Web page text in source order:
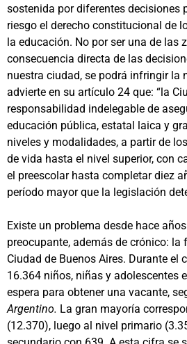
sostenida por diferentes decisiones
riesgo el derecho constitucional de
la educación. No por ser una de las
consecuencia directa de las
nuestra ciudad, se podrá infringir la
advierte en su artículo 24 que: “la
responsabilidad indelegable de
educación pública, estatal laica y
niveles y modalidades, a partir de
de vida hasta el nivel superior, con
el preescolar hasta completar diez
período mayor que la legislación
Existe un problema desde hace
preocupante, además de crónico: la
Ciudad de Buenos Aires. Durante el
16.364 niños, niñas y adolescentes
espera para obtener una vacante,
Argentino. La gran mayoría
(12.370), luego al nivel primario